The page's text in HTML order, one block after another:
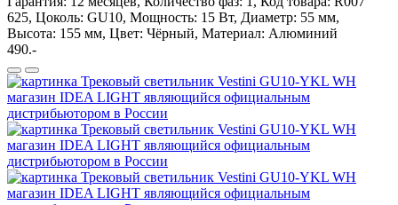
625, Цоколь: GU10, Мощность: 15 Вт, Диаметр: 55 мм,
Высота: 155 мм, Цвет: Чёрный, Материал: Алюминий
490.-